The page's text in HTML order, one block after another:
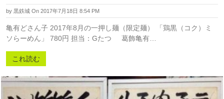
by 黒鉄城 On 2017年7月18日 8:54 PM
亀有どさん子 2017年8月の一押し麺（限定麺） 「鶏黒（コク）ミ
ソらーめん」 780円 担当：Gたつ 葛飾亀有…
これ読む